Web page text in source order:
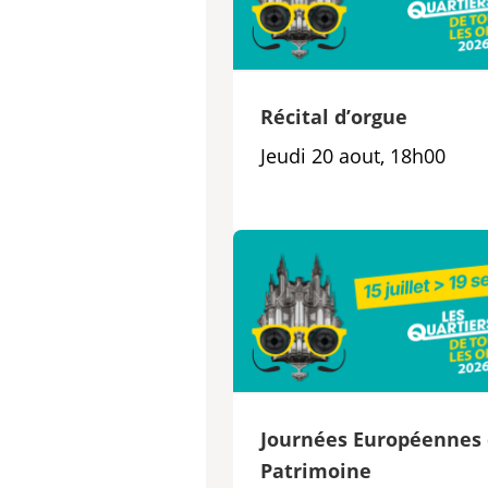
Récital d’orgue
Jeudi 20 aout, 18h00
Journées Européennes
Patrimoine